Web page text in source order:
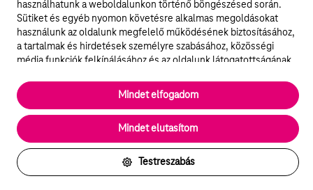
Közösségi média
Cookie beállítások
English
Vissza az oldal tetejére
használhatunk a weboldalunkon történő böngészésed során.
Sütiket és egyéb nyomon követésre alkalmas megoldásokat
használunk az oldalunk megfelelő működésének biztosításához,
a tartalmak és hirdetések személyre szabásához, közösségi
média funkciók felkínálásához és az oldalunk látogatottságának
elengedhetetlenek a weboldal működéséhez és nem lehet
kikapcsolni őket a weboldal látogatása során rendszerünkből. A
statisztikai, vagy marketing célú sütik segítségével bizonyos
esetekben az oldalhasználattal kapcsolatos információkat is
megosztjuk hirdetési és elemzési szolgáltatásokat nyújtó
partnereinkkel.
Részletes sütitájékoztató/Partnerek
Testreszabás
Mindet elutasítom
Mindet elfogadom